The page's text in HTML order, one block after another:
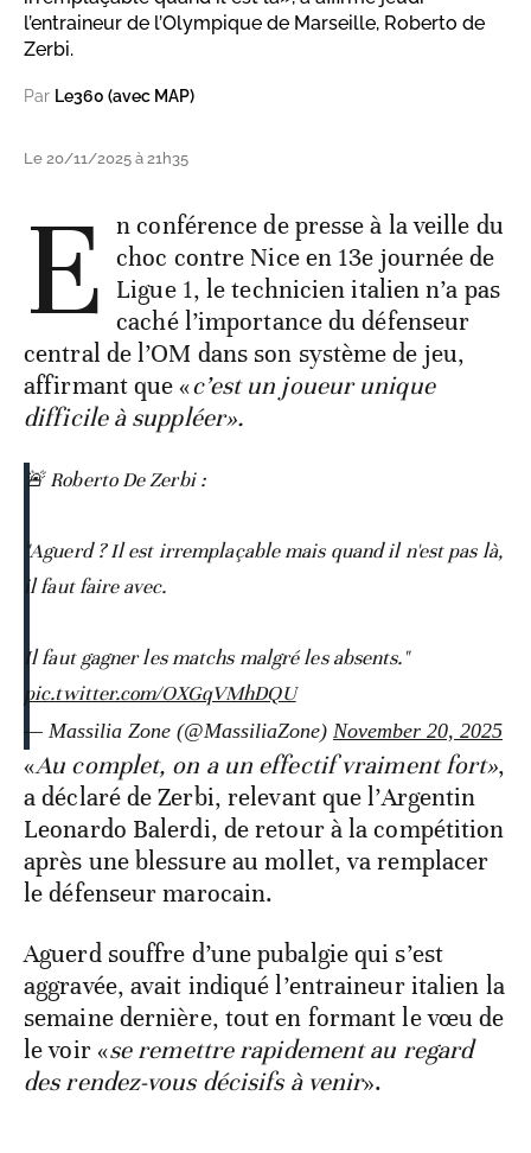
l’entraineur de l’Olympique de Marseille, Roberto de
Zerbi.
Par Le360 (avec MAP)
Le 20/11/2025 à 21h35
E n conférence de presse à la veille du
choc contre Nice en 13e journée de
Ligue 1, le technicien italien n’a pas
caché l’importance du défenseur
central de l’OM dans son système de jeu,
affirmant que «c’est un joueur unique
difficile à suppléer».
🚨 Roberto De Zerbi :
"Aguerd ? Il est irremplaçable mais quand il n'est pas là,
il faut faire avec.
Il faut gagner les matchs malgré les absents."
pic.twitter.com/OXGqVMhDQU
— Massilia Zone (@MassiliaZone) November 20, 2025
«Au complet, on a un effectif vraiment fort»,
a déclaré de Zerbi, relevant que l’Argentin
Leonardo Balerdi, de retour à la compétition
après une blessure au mollet, va remplacer
le défenseur marocain.
Aguerd souffre d’une pubalgie qui s’est
aggravée, avait indiqué l’entraineur italien la
semaine dernière, tout en formant le vœu de
le voir «se remettre rapidement au regard
des rendez-vous décisifs à venir».